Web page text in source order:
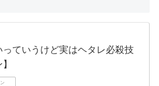
っていうけど実はヘタレ必殺技